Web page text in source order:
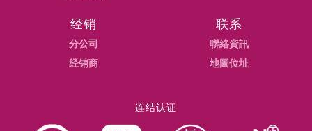
经销
分公司
经销商
联系
聯絡資訊
地圖位址
连结认证